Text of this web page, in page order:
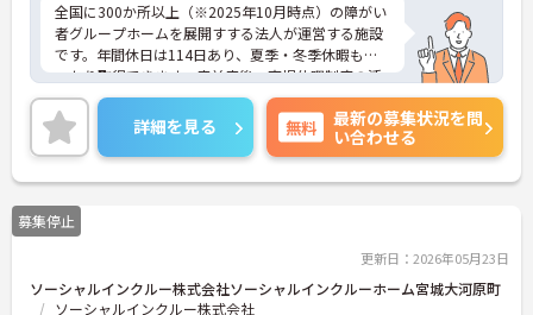
全国に300か所以上（※2025年10月時点）の障がい
者グループホームを展開すする法人が運営する施設
です。年間休日は114日あり、夏季・冬季休暇もし
っかり取得できます。産前産後・育児休暇制度の活
用実績も豊富で、子育て中の方も多数活躍してお
り、ライフステージに変化があっても安心して長く
働ける環境です。職場では20代から60代まで幅広い
年代のスタッフがそれぞれの経験を活かして活躍し
ています。一般社員研修や外部勉強会受講支援な
ど、スキルアップを支える制度が整っているため安
心です。また、請求・申請業務は本社専門部署が一
す。キャリアアップを目指したい方、プライベート
と両立しながら専門性を高めたい方におすすめで
詳細を見る 無料
最新の募集状況を問
い合わせる
募集停止
更新日：2026年05月23日
ソーシャルインクルー株式会社ソーシャルインクルーホーム宮城大河原町
ソーシャルインクルー株式会社